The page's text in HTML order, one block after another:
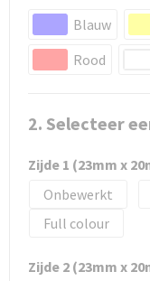
Blauw
Rood
2. Selecteer
Zijde 1 (23mm x
Onbewerkt
Full colour
Zijde 2 (23mm x